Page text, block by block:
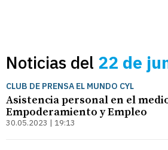
Noticias del 22 de
CLUB DE PRENSA EL MUNDO CYL
Asistencia personal en el
Empoderamiento y Empleo
30.05.2023 | 19:13